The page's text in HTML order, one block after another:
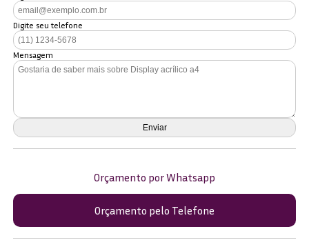
Digite seu telefone
Mensagem
Orçamento por Whatsapp
Orçamento pelo Telefone